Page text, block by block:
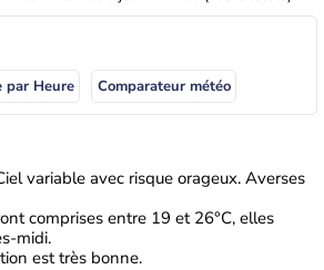
par Heure Comparateur météo
variable avec risque orageux. Averses
comprises entre 19 et 26°C, elles
midi.
est très bonne.